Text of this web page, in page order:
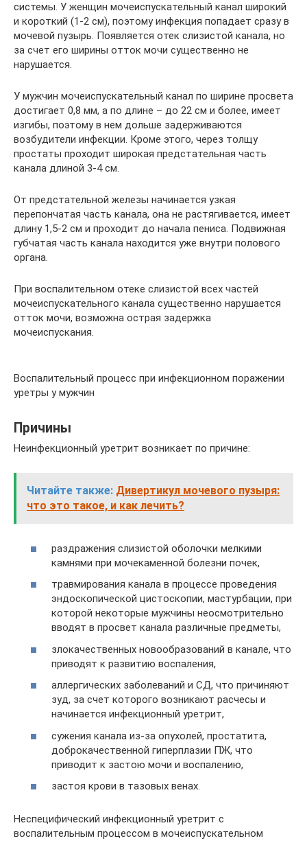
системы. У женщин мочеиспускательный канал широкий
и короткий (1-2 см), поэтому инфекция попадает сразу в
мочевой пузырь. Появляется отек слизистой канала, но
за счет его ширины отток мочи существенно не
нарушается.
У мужчин мочеиспускательный канал по ширине просвета
достигает 0,8 мм, а по длине – до 22 см и более, имеет
изгибы, поэтому в нем дольше задерживаются
возбудители инфекции. Кроме этого, через толщу
простаты проходит широкая предстательная часть
канала длиной 3-4 см.
От предстательной железы начинается узкая
перепончатая часть канала, она не растягивается, имеет
длину 1,5-2 см и проходит до начала пениса. Подвижная
губчатая часть канала находится уже внутри полового
органа.
При воспалительном отеке слизистой всех частей
мочеиспускательного канала существенно нарушается
отток мочи, возможна острая задержка
мочеиспускания.
Воспалительный процесс при инфекционном поражении
уретры у мужчин
Причины
Неинфекционный уретрит возникает по причине:
Читайте также: Дивертикул мочевого пузыря:
что это такое, и как лечить?
раздражения слизистой оболочки мелкими
камнями при мочекаменной болезни почек,
травмирования канала в процессе проведения
эндоскопической цистоскопии, мастурбации, при
которой некоторые мужчины неосмотрительно
вводят в просвет канала различные предметы,
злокачественных новообразований в канале, что
приводят к развитию воспаления,
аллергических заболеваний и СД, что причиняют
зуд, за счет которого возникают расчесы и
начинается инфекционный уретрит,
сужения канала из-за опухолей, простатита,
доброкачественной гиперплазии ПЖ, что
приводит к застою мочи и воспалению,
застоя крови в тазовых венах.
Неспецифический инфекционный уретрит с
воспалительным процессом в мочеиспускательном